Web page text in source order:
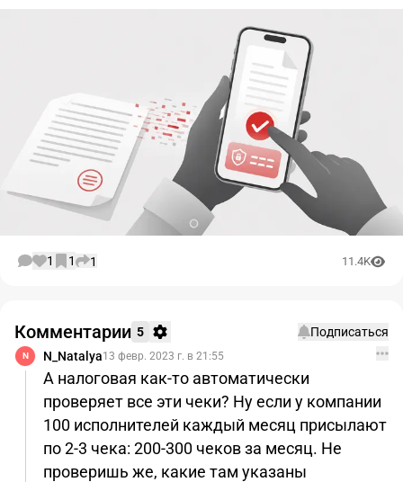
1 1 1 11.4K
Комментарии 5 Подписаться
N N_Natalya13 февр. 2023 г. в 21:55
А налоговая как-то автоматически
проверяет все эти чеки? Ну если у компании
100 исполнителей каждый месяц присылают
по 2-3 чека: 200-300 чеков за месяц. Не
проверишь же, какие там указаны